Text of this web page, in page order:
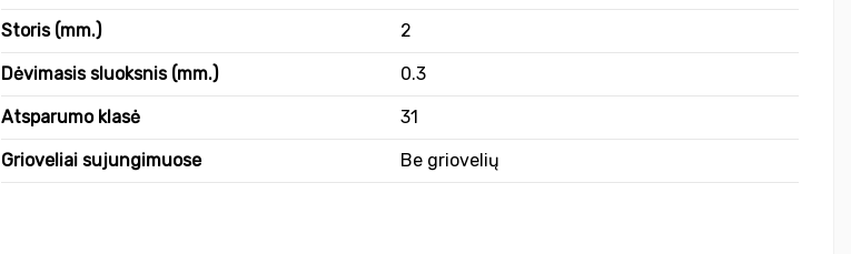
Storis (mm.) 2
Dėvimasis sluoksnis (mm.) 0.3
Atsparumo klasė 31
Grioveliai sujungimuose Be griovelių